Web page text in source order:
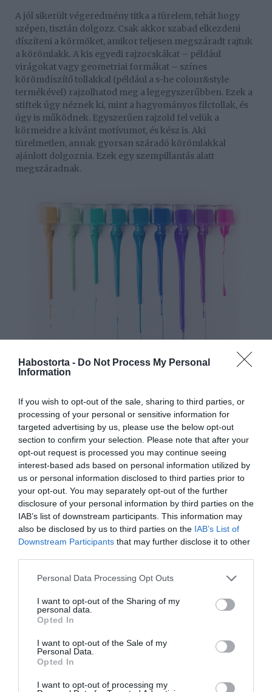
Habostorta - Do Not Process My Personal
Information
If you wish to opt-out of the sale, sharing to third parties, or
processing of your personal or sensitive information for
targeted advertising by us, please use the below opt-out
section to confirm your selection. Please note that after your
opt-out request is processed you may continue seeing
interest-based ads based on personal information utilized by
us or personal information disclosed to third parties prior to
your opt-out. You may separately opt-out of the further
disclosure of your personal information by third parties on the
IAB’s list of downstream participants. This information may
also be disclosed by us to third parties on the IAB’s List of
Downstream Participants that may further disclose it to other
Please note that this website/app uses one or more Google
not limited to your visit or usage behaviour. You may click to
grant or deny consent to Google and its third-party tags to
use your data for below specified purposes in below Google
consent section.
Personal Data Processing Opt Outs
I want to opt-out of the Sharing of my
personal data.
Opted In
I want to opt-out of the Sale of my
Personal Data.
Opted In
I want to opt-out of processing my
A jól sikerült végeredmény titka a türelem, tehát hogy
szépen, tisztán dolgozz. Csak akkor szabad elkezdeni
díszíteni a körmöket, amikor teljesen megszáradt rajtuk
a körömlakk. A kis egyedi rajzocskákat – például
virágokat vagy geometriai formákat – színes
körömdíszítő tollakkal (például a s-he colour&style
termékével) rajzolhatod meg a legegyszerűbben. Ezek a
stiftek úgy néznek ki, mint a hagyományos filctollak, és
úgy is működnek. Egyszerűen rajzold fel velük a
körmeidre a kívánt motívumot, és kész is. Aki
türelmetlen, annak gyorsan száradó körömlakkal
ajánlott dolgoznia. Ezek egy szempillantás alatt
megszáradnak.
Nail art: francia manikűr egy kis csavarral
készül. A körmök végét pedig fehérre festik. Viszont 2021
nyarán erre a területre is belopództak a színek. Az, hogy
például a vízszíneket kombinálod egymással, vagy
colourblocking stílusban alkotod meg a manikűrt, csak
rád és a fantáziádra van bízva.
Abban, hogy a furfangos manikűr otthon megalkotva is
olyan szép legyen, mintha szépségszalonban készült
volna, olyan segédeszközök lehetnek segítségedre, mint
a kis, különböző formájú, például félhold vagy szívecske
alakú sablonok, melyek a körmeidre ragaszthatók, majd
pedig könnyedén lehúzhatók róluk.
XL francia manikűr. Ennél a körmöknek nem pusztán a
precizitás érdekében érdemes a két részt fóliával
elválasztanod egymástól.